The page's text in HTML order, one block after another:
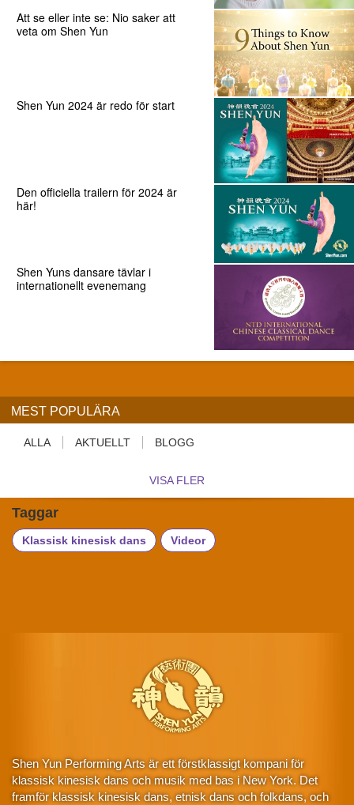
Att se eller inte se: Nio saker att
veta om Shen Yun
Shen Yun 2024 är redo för start
Den officiella trailern för 2024 är
här!
Shen Yuns dansare tävlar i
internationellt evenemang
MEST POPULÄRA
ALLA AKTUELLT BLOGG
VISA FLER
Taggar
Klassisk kinesisk dans Videor
Shen Yun Performing Arts är ett förstklassigt kompani för
klassisk kinesisk dans och musik med bas i New York. Det
framför klassisk kinesisk dans, etnisk dans och folkdans, och